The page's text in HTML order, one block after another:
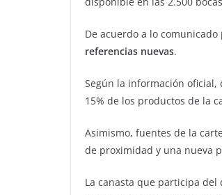
De acuerdo a lo
referencias nuevas.
Según la información
15% de los productos de la
Asimismo, fuentes de la
de proximidad y una nueva
La canasta que participa del